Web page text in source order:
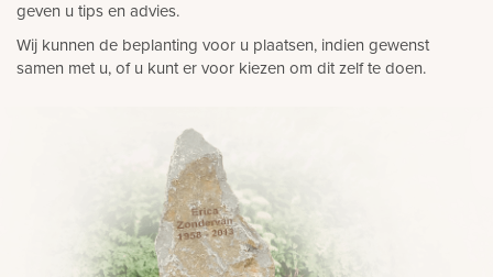
geven u tips en advies.
Wij kunnen de beplanting voor u plaatsen, indien gewenst
samen met u, of u kunt er voor kiezen om dit zelf te doen.